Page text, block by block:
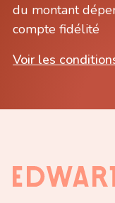
du montant
compte fidélité
Voir les